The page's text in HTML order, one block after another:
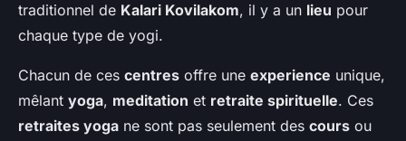
traditionnel de Kalari Kovilakom, il y a un lieu pour
chaque type de yogi.
Chacun de ces centres offre une experience unique,
mêlant yoga, meditation et retraite spirituelle. Ces
retraites yoga ne sont pas seulement des cours ou